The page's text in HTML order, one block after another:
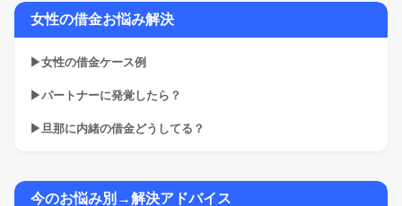
女性の借金お悩み解決
▶女性の借金ケース例
▶パートナーに発覚したら？
▶旦那に内緒の借金どうしてる？
今のお悩み別→解決アドバイス